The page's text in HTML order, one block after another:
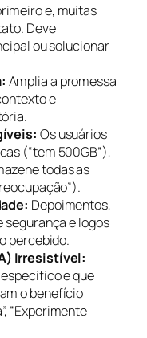
e, muitas
Deve
ou solucionar
Amplia a promessa
e
Os usuários
(“tem 500GB”),
todas as
Depoimentos,
segurança e logos
percebido.
Irresistível:
e que
o benefício
“Experimente